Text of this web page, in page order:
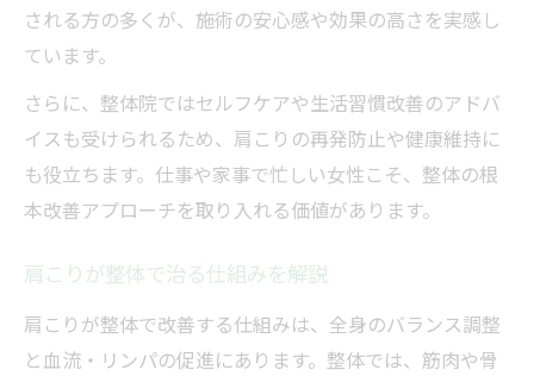
される方の多くが、施術の安心感や効果の高さを実感し
ています。
さらに、整体院ではセルフケアや生活習慣改善のアドバ
イスも受けられるため、肩こりの再発防止や健康維持に
も役立ちます。仕事や家事で忙しい女性こそ、整体の根
本改善アプローチを取り入れる価値があります。
肩こりが整体で治る仕組みを解説
肩こりが整体で改善する仕組みは、全身のバランス調整
と血流・リンパの促進にあります。整体では、筋肉や骨